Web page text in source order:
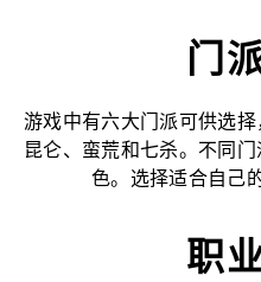
门
游戏中有六大门派可供选
昆仑、蛮荒和七杀。不同
色。选择适合自己
职